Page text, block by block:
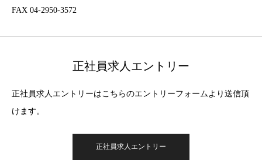
FAX 04-2950-3572
正社員求人エントリー
正社員求人エントリーはこちらのエントリーフォームより送信頂
けます。
正社員求人エントリー